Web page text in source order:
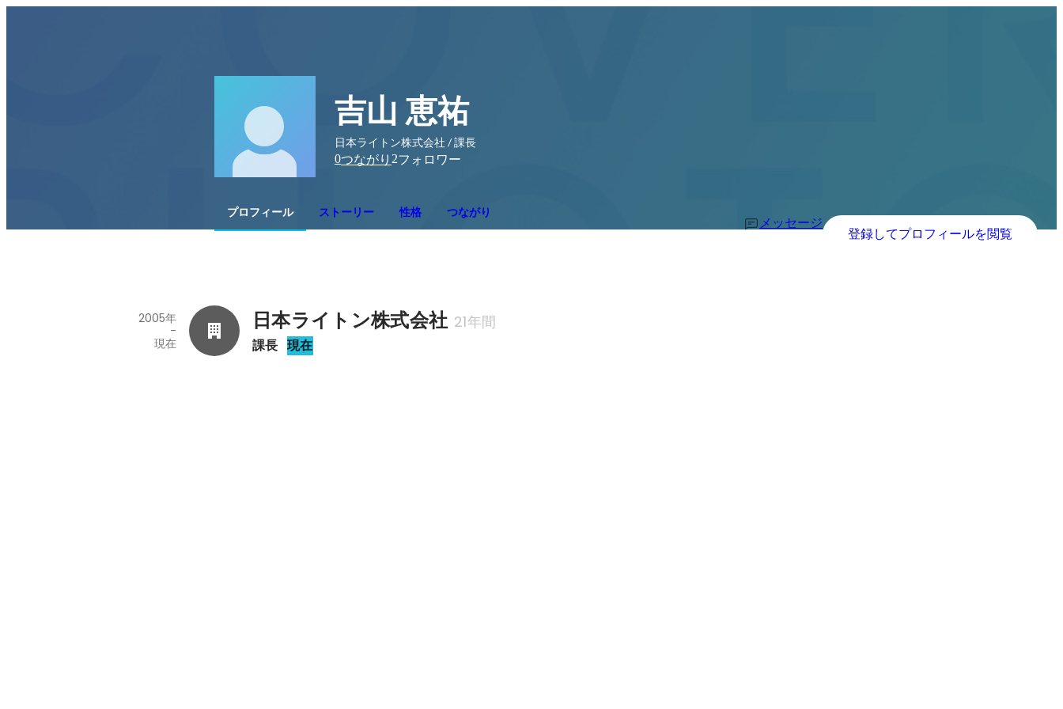
吉山 恵祐
日本ライトン株式会社 / 課長
0つながり 2フォロワー
プロフィール ストーリー 性格 つながり
メッセージ
登録してプロフィールを閲覧
日本ライトン株式会社 21年間
課長 現在
2005年
-
現在